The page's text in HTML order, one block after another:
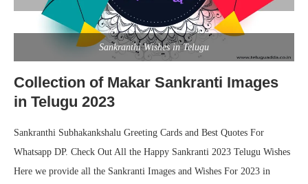
Sankranthi Wishes in Telugu
Collection of Makar Sankranti Images
in Telugu 2023
Sankranthi Subhakankshalu Greeting Cards and Best Quotes For
Whatsapp DP. Check Out All the Happy Sankranti 2023 Telugu Wishes
Here we provide all the Sankranti Images and Wishes For 2023 in